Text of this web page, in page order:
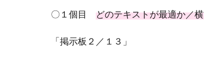
〇１個目 どのテキストが最適か／
「掲示板２／１３」